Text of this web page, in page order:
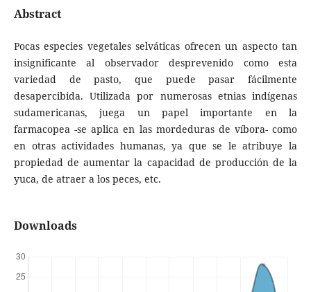
Abstract
Pocas especies vegetales selváticas ofrecen un aspecto tan
insignificante al observador desprevenido como esta
variedad de pasto, que puede pasar fácilmente
desapercibida. Utilizada por numerosas etnias indígenas
sudamericanas, juega un papel importante en la
farmacopea -se aplica en las mordeduras de víbora- como
en otras actividades humanas, ya que se le atribuye la
propiedad de aumentar la capacidad de producción de la
yuca, de atraer a los peces, etc.
Downloads